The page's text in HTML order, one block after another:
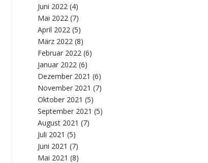
Juni 2022 (4)
Mai 2022 (7)
April 2022 (5)
März 2022 (8)
Februar 2022 (6)
Januar 2022 (6)
Dezember 2021 (6)
November 2021 (7)
Oktober 2021 (5)
September 2021 (5)
August 2021 (7)
Juli 2021 (5)
Juni 2021 (7)
Mai 2021 (8)